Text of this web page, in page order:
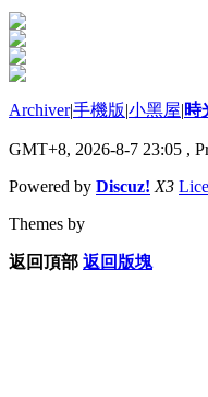
Archiver|手機版|小黑屋|時
GMT+8, 2026-8-7 23:05 ,
Powered by Discuz! X3
Themes by
返回頂部 返回版塊